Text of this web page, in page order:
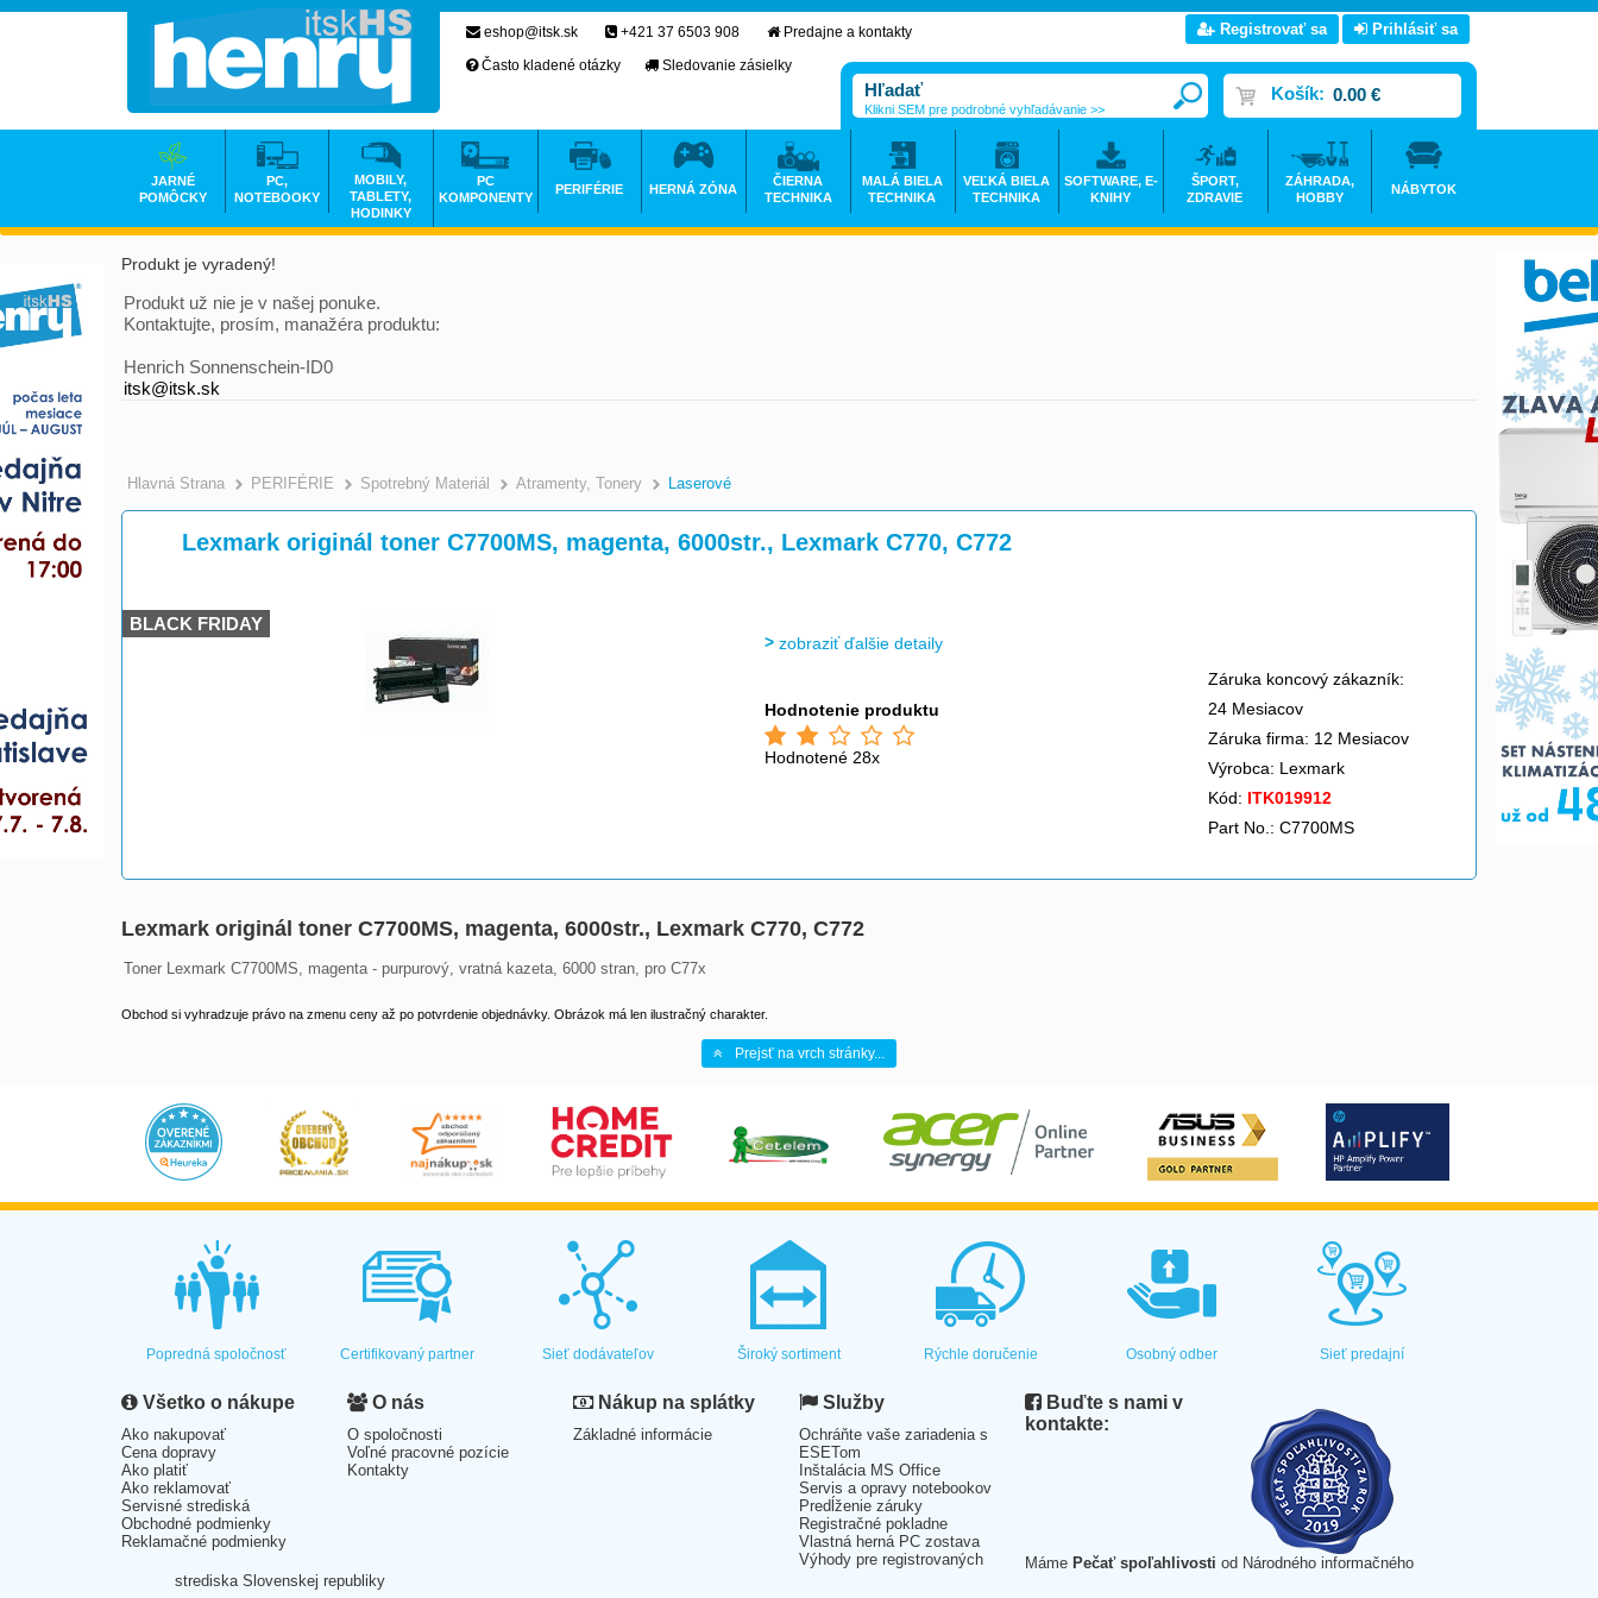
Produkt je vyradený!
Produkt už nie je v našej ponuke.
Kontaktujte, prosím, manažéra produktu:
Henrich Sonnenschein-ID0
itsk@itsk.sk
Hlavná Strana >
PERIFÉRIE >
Spotrebný Materiál >
Atramenty, Tonery >
Laserové
Lexmark originál toner C7700MS, magenta, 6000str., Lexmark C770, C772
BLACK FRIDAY
zobraziť ďalšie detaily
Hodnotenie produktu
Hodnotené 28x
Záruka koncový zákazník:
24 Mesiacov
Záruka firma: 12 Mesiacov
Výrobca: Lexmark
Kód: ITK019912
Part No.: C7700MS
Lexmark originál toner C7700MS, magenta, 6000str., Lexmark C770, C772
Toner Lexmark C7700MS, magenta - purpurový, vratná kazeta, 6000 stran, pro C77x
Obchod si vyhradzuje právo na zmenu ceny až po potvrdenie objednávky. Obrázok má len ilustračný charakter.
Prejsť na vrch stránky...
eshop@itsk.sk +421 37 6503 908
Predajne a kontakty
Často kladené otázky
Sledovanie zásielky
Registrovať sa Prihlásiť sa
Košík: 0.00 €
Klikni SEM pre podrobné vyhľadávanie >>
JARNÉ
POMÔCKY
PC,
NOTEBOOKY
MOBILY,
TABLETY,
HODINKY
PC
KOMPONENTY
PERIFÉRIE HERNÁ ZÓNA
ČIERNA
TECHNIKA
MALÁ BIELA
TECHNIKA
VEĽKÁ BIELA
TECHNIKA
SOFTWARE, E-
KNIHY
ŠPORT,
ZDRAVIE
ZÁHRADA,
HOBBY
NÁBYTOK
Popredná spoločnosť Certifikovaný partner Sieť dodávateľov Široký sortiment Rýchle doručenie Osobný odber Sieť predajní
Všetko o nákupe
Ako nakupovať
Cena dopravy
Ako platiť
Ako reklamovať
Servisné strediská
Obchodné podmienky
Reklamačné podmienky
O nás
O spoločnosti
Voľné pracovné pozície
Kontakty
Nákup na splátky
Základné informácie
Služby
Ochráňte vaše zariadenia s
ESETom
Inštalácia MS Office
Servis a opravy notebookov
Predĺženie záruky
Registračné pokladne
Vlastná herná PC zostava
Výhody pre registrovaných
Buďte s nami v
kontakte:
Máme Pečať spoľahlivosti od Národného informačného
strediska Slovenskej republiky